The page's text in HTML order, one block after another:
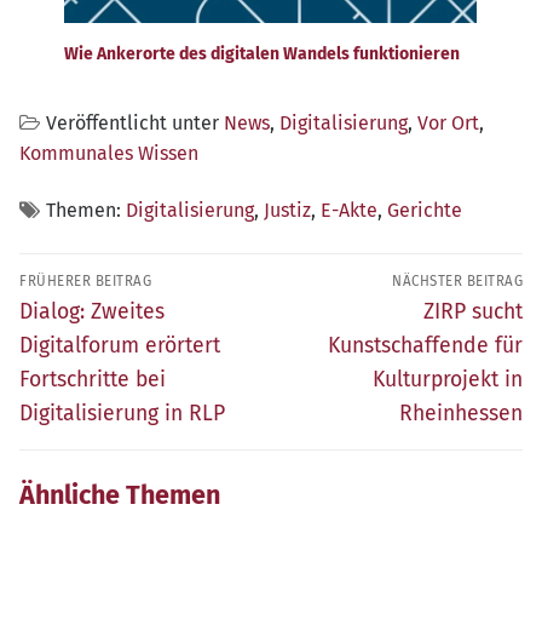
Wie Ankerorte des digitalen Wandels funktionieren
Veröffentlicht unter News, Digitalisierung, Vor Ort,
Kommunales Wissen
Themen: Digitalisierung, Justiz, E-Akte, Gerichte
Beitragsnavigation
FRÜHERER BEITRAG
Früherer
Beitrag:
Dialog: Zweites
Digitalforum erörtert
Fortschritte bei
Digitalisierung in RLP
NÄCHSTER BEITRAG
Nächster
Beitrag:
ZIRP sucht
Kunstschaffende für
Kulturprojekt in
Rheinhessen
Ähnliche Themen